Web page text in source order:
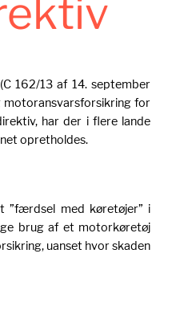
162/13 af 14. september
motoransvarsforsikring for
har der i flere lande
opretholdes.
”færdsel med køretøjer” i
brug af et motorkøretøj
uanset hvor skaden